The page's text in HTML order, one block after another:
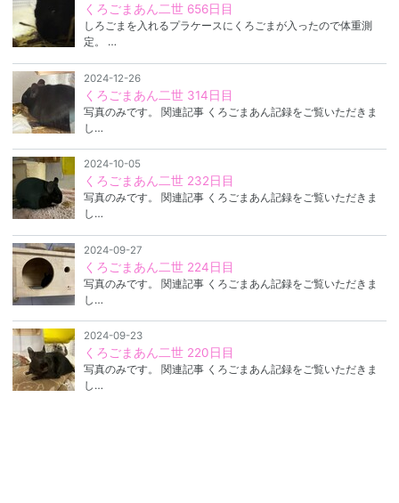
くろごまあん二世 656日目
しろごまを入れるプラケースにくろごまが入ったので体重測
定。 …
2024-12-26
くろごまあん二世 314日目
写真のみです。 関連記事 くろごまあん記録をご覧いただきま
し…
2024-10-05
くろごまあん二世 232日目
写真のみです。 関連記事 くろごまあん記録をご覧いただきま
し…
2024-09-27
くろごまあん二世 224日目
写真のみです。 関連記事 くろごまあん記録をご覧いただきま
し…
2024-09-23
くろごまあん二世 220日目
写真のみです。 関連記事 くろごまあん記録をご覧いただきま
し…